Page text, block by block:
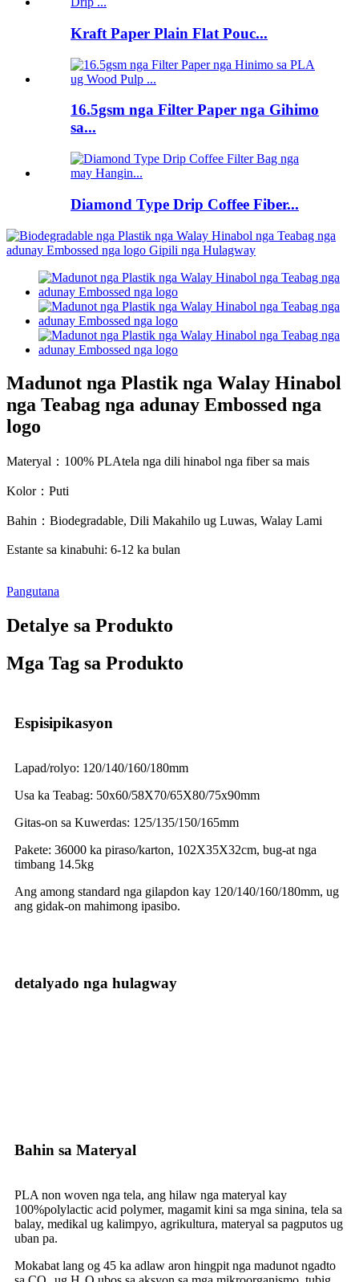
Kraft Paper Plain Flat Pouc...
16.5gsm nga Filter Paper nga Gihimo
sa...
Diamond Type Drip Coffee Fiber...
Madunot nga Plastik nga Walay Hinabol
nga Teabag nga adunay Embossed nga
logo
Materyal： 100% PLAtela nga dili hinabol nga fiber sa mais
Kolor：Puti
Bahin： Biodegradable, Dili Makahilo ug Luwas, Walay Lami
Estante sa kinabuhi: 6-12 ka bulan
Pangutana
Detalye sa Produkto
Mga Tag sa Produkto
Espisipikasyon
Lapad/rolyo: 120/140/160/180mm
Usa ka Teabag: 50x60/58X70/65X80/75x90mm
Gitas-on sa Kuwerdas: 125/135/150/165mm
Pakete: 36000 ka piraso/karton, 102X35X32cm, bug-at nga
timbang 14.5kg
Ang among standard nga gilapdon kay 120/140/160/180mm, ug
ang gidak-on mahimong ipasibo.
detalyado nga hulagway
Bahin sa Materyal
PLA non woven nga tela, ang hilaw nga materyal kay
100%polylactic acid polymer, magamit kini sa mga sinina, tela sa
balay, medikal ug kalimpyo, agrikultura, materyal sa pagputos ug
uban pa.
Mokabat lang og 45 ka adlaw aron hingpit nga madunot ngadto